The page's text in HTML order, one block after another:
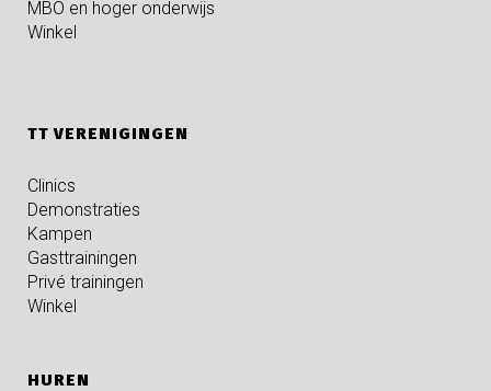
MBO en hoger onderwijs
Winkel
TT VERENIGINGEN
Clinics
Demonstraties
Kampen
Gasttrainingen
Privé trainingen
Winkel
HUREN